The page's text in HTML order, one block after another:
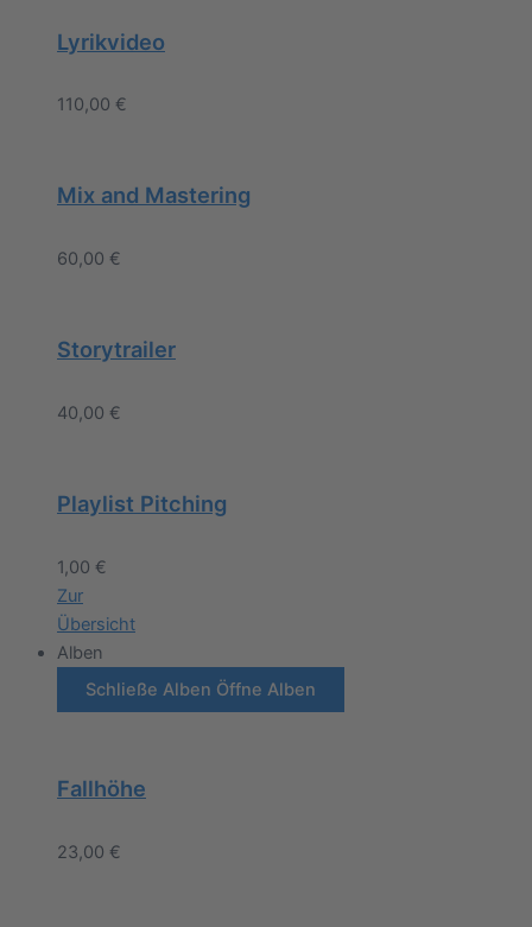
Lyrikvideo
110,00 €
Mix and Mastering
60,00 €
Storytrailer
40,00 €
Playlist Pitching
1,00 €
Zur
Übersicht
Alben
Schließe Alben Öffne Alben
Fallhöhe
23,00 €